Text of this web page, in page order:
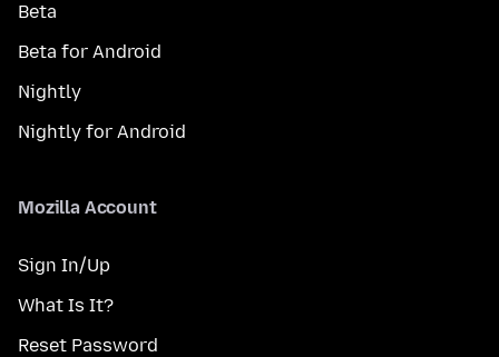
Beta
Beta for Android
Nightly
Nightly for Android
Mozilla Account
Sign In/Up
What Is It?
Reset Password